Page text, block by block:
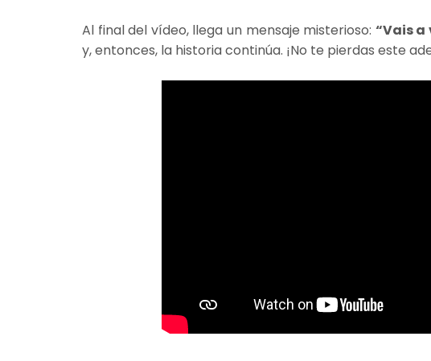
Al final del vídeo, llega un mensaje misterioso: “Vais a
y, entonces, la historia continúa. ¡No te pierdas este